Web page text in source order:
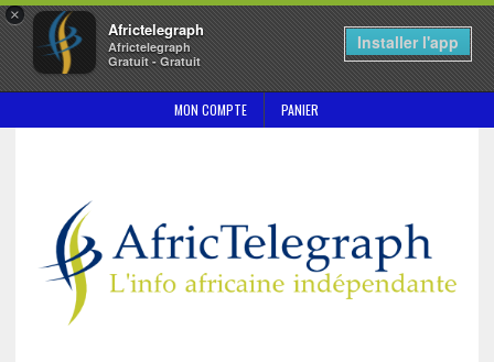
×
Africtelegraph
Africtelegraph
Gratuit - Gratuit
Installer l'app
MON COMPTE PANIER